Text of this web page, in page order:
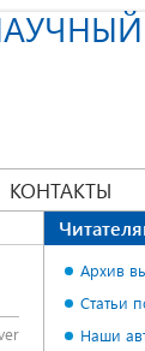
КОНТАКТЫ
Архив
Статьи
Наши